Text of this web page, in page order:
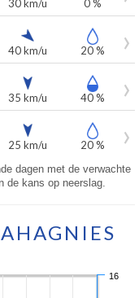
30 km/u 0 %
40 km/u 20 %
35 km/u 40 %
25 km/u 20 %
dagen met de verwachte
de kans op neerslag.
16